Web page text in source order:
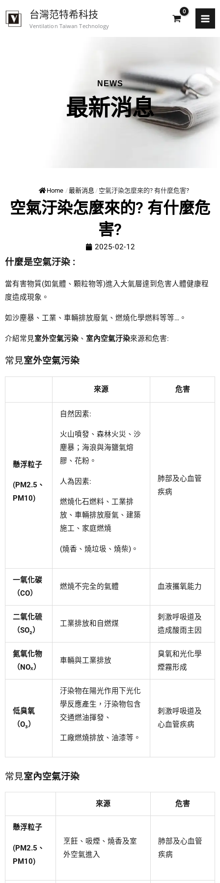
台灣范特希科技
Ventilation Taiwan Technology
NEWS
最新消息
Home /最新消息 / 空氣汙染怎麼來的? 有什麼危害?
空氣汙染怎麼來的? 有什麼危
害?
2025-02-12
什麼是空氣汙染 :
當有害物質(如氣體、顆粒物等)進入大氣層達到危害人體健康程
度造成現象。
如沙塵暴、工業、車輛排放廢氣、燃燒化學燃料等等…。
介紹常見室外空氣污染 、 室內空氣汙染來源和危害:
常見室外空氣污染
來源 危害
懸浮粒子
(PM2.5、
PM10)
自然因素:
火山噴發、森林火災、沙
塵暴；海浪與海鹽氣熔
膠、花粉。
人為因素:
燃燒化石燃料、工業排
放、車輛排放廢氣、建築
施工、家庭燃燒
(燒香、燒垃圾、燒柴)。
肺部及心血管
疾病
一氧化碳
（CO）
燃燒不完全的氣體 血液攜氧能力
二氧化硫
（SO₂）
工業排放和自燃煤
刺激呼吸道及
造成酸雨主因
氮氧化物
（NOₓ）
車輛與工業排放
臭氧和光化學
煙霧形成
低臭氧
（O₃）
汙染物在陽光作用下光化
學反應產生，汙染物包含
交通燃油揮發、
工廠燃燒排放、油漆等。
刺激呼吸道及
心血管疾病
常見室內空氣汙染
來源 危害
懸浮粒子
(PM2.5、
PM10)
烹飪、吸煙、燒香及室
外空氣進入
肺部及心血管
疾病